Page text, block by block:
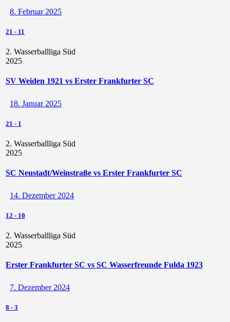
8. Februar 2025
21 - 11
2. Wasserballliga Süd
2025
SV Weiden 1921 vs Erster Frankfurter SC
18. Januar 2025
21 - 1
2. Wasserballliga Süd
2025
SC Neustadt/Weinstraße vs Erster Frankfurter SC
14. Dezember 2024
12 - 10
2. Wasserballliga Süd
2025
Erster Frankfurter SC vs SC Wasserfreunde Fulda 1923
7. Dezember 2024
8 - 3